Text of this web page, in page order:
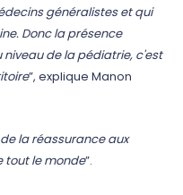
généralistes et qui
Donc la présence
de la pédiatrie, c'est
”, explique Manon
la réassurance aux
tout le monde”.